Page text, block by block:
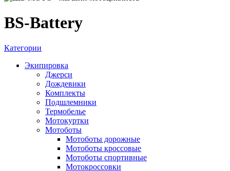
BS-Battery
Категории
Экипировка
Джерси
Дождевики
Комплекты
Подшлемники
Термобелье
Мотокуртки
Мотоботы
Мотоботы дорожные
Мотоботы кроссовые
Мотоботы спортивные
Мотокроссовки